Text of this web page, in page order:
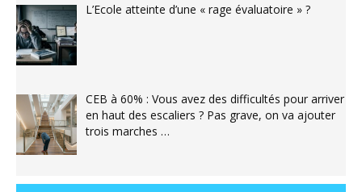
L’Ecole atteinte d’une « rage évaluatoire » ?
CEB à 60% : Vous avez des difficultés pour arriver
en haut des escaliers ? Pas grave, on va ajouter
trois marches …